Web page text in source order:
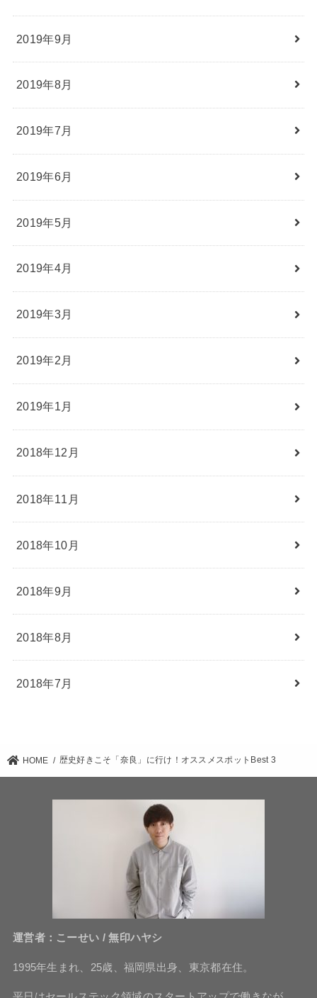
2019年9月
2019年8月
2019年7月
2019年6月
2019年5月
2019年4月
2019年3月
2019年2月
2019年1月
2018年12月
2018年11月
2018年10月
2018年9月
2018年8月
2018年7月
HOME 歴史好きこそ「奈良」に行け！オススメスポットBest 3
運営者：こーせい / 無印ハヤシ
1995年生まれ、25歳、福岡県出身、東京都在住。